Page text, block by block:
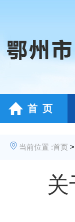
首 页
当前位置 :首页 >